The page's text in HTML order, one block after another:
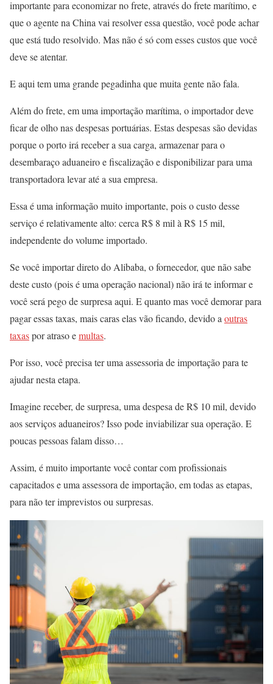
importante para economizar no frete, através do frete marítimo, e
que o agente na China vai resolver essa questão, você pode achar
que está tudo resolvido. Mas não é só com esses custos que você
deve se atentar.
E aqui tem uma grande pegadinha que muita gente não fala.
Além do frete, em uma importação marítima, o importador deve
ficar de olho nas despesas portuárias. Estas despesas são devidas
porque o porto irá receber a sua carga, armazenar para o
desembaraço aduaneiro e fiscalização e disponibilizar para uma
transportadora levar até a sua empresa.
Essa é uma informação muito importante, pois o custo desse
serviço é relativamente alto: cerca R$ 8 mil à R$ 15 mil,
independente do volume importado.
Se você importar direto do Alibaba, o fornecedor, que não sabe
deste custo (pois é uma operação nacional) não irá te informar e
você será pego de surpresa aqui. E quanto mas você demorar para
pagar essas taxas, mais caras elas vão ficando, devido aoutras
taxaspor atraso emultas.
Por isso, você precisa ter uma assessoria de importação para te
ajudar nesta etapa.
Imagine receber, de surpresa, uma despesa de R$ 10 mil, devido
aos serviços aduaneiros? Isso pode inviabilizar sua operação. E
poucas pessoas falam disso…
Assim, é muito importante você contar com profissionais
capacitados e uma assessora de importação, em todas as etapas,
para não ter imprevistos ou surpresas.